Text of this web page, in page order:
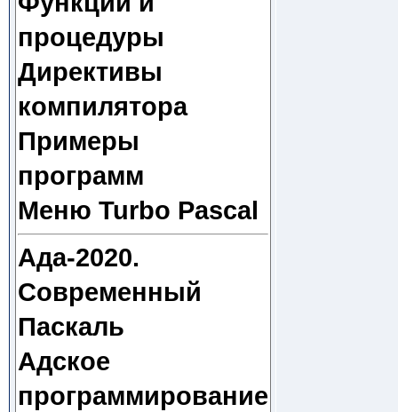
процедуры
Директивы
компилятора
Примеры
программ
Меню Turbo Pascal
Ада-2020.
Современный
Паскаль
Адское
программирование